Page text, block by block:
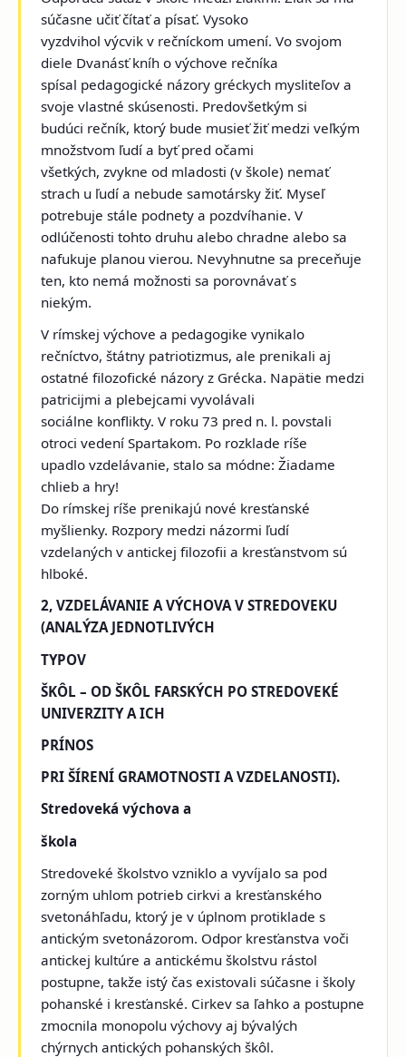
súčasne učiť čítať a písať. Vysoko
vyzdvihol výcvik v rečníckom umení. Vo svojom
diele Dvanásť kníh o výchove rečníka
spísal pedagogické názory gréckych mysliteľov a
svoje vlastné skúsenosti. Predovšetkým si
budúci rečník, ktorý bude musieť žiť medzi veľkým
množstvom ľudí a byť pred očami
všetkých, zvykne od mladosti (v škole) nemať
strach u ľudí a nebude samotársky žiť. Myseľ
potrebuje stále podnety a pozdvíhanie. V
odlúčenosti tohto druhu alebo chradne alebo sa
nafukuje planou vierou. Nevyhnutne sa preceňuje
ten, kto nemá možnosti sa porovnávať s
niekým.
V rímskej výchove a pedagogike vynikalo
rečníctvo, štátny patriotizmus, ale prenikali aj
ostatné filozofické názory z Grécka. Napätie medzi
patricijmi a plebejcami vyvolávali
sociálne konflikty. V roku 73 pred n. l. povstali
otroci vedení Spartakom. Po rozklade ríše
upadlo vzdelávanie, stalo sa módne: Žiadame
chlieb a hry!
Do rímskej ríše prenikajú nové kresťanské
myšlienky. Rozpory medzi názormi ľudí
vzdelaných v antickej filozofii a kresťanstvom sú
hlboké.
2, VZDELÁVANIE A VÝCHOVA V STREDOVEKU
(ANALÝZA JEDNOTLIVÝCH
TYPOV
ŠKÔL – OD ŠKÔL FARSKÝCH PO STREDOVEKÉ
UNIVERZITY A ICH
PRÍNOS
PRI ŠÍRENÍ GRAMOTNOSTI A VZDELANOSTI).
Stredoveká výchova a
škola
Stredoveké školstvo vzniklo a vyvíjalo sa pod
zorným uhlom potrieb cirkvi a kresťanského
svetonáhľadu, ktorý je v úplnom protiklade s
antickým svetonázorom. Odpor kresťanstva voči
antickej kultúre a antickému školstvu rástol
postupne, takže istý čas existovali súčasne i školy
pohanské i kresťanské. Cirkev sa ľahko a postupne
zmocnila monopolu výchovy aj bývalých
chýrnych antických pohanských škôl.